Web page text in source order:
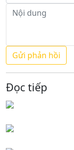
Đọc tiếp